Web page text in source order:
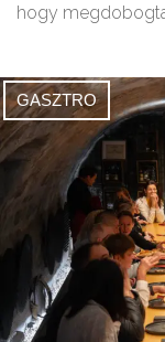
hogy
GASZTRO